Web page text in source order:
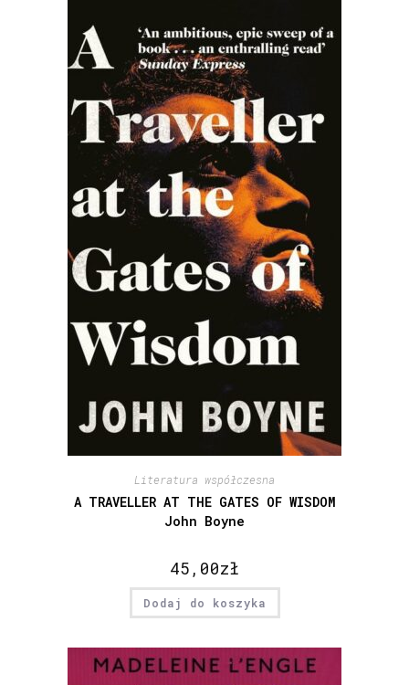
Literatura współczesna
A TRAVELLER AT THE GATES OF WISDOM
John Boyne
45,00zł
Dodaj do koszyka